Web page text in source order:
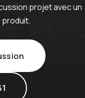
projet avec un
produit.